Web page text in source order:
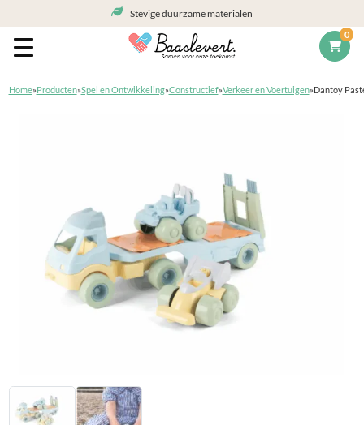
0
Stevige duurzame materialen
Home»Producten»Spel en Ontwikkeling»Constructief»Verkeer en Voertuigen»Dantoy